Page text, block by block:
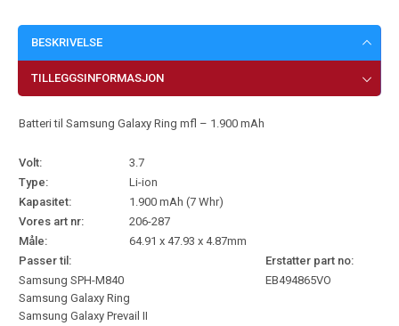
BESKRIVELSE
TILLEGGSINFORMASJON
Batteri til Samsung Galaxy Ring mfl – 1.900 mAh
Volt:
3.7
Type:
Li-ion
Kapasitet:
1.900 mAh (7 Whr)
Vores art nr:
206-287
Måle:
64.91 x 47.93 x 4.87mm
Passer til:
Erstatter part no:
Samsung SPH-M840
Samsung Galaxy Ring
Samsung Galaxy Prevail II
EB494865VO